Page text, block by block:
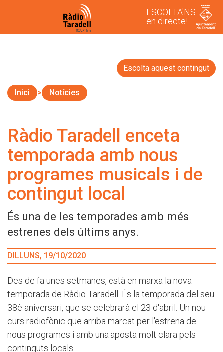
ESCOLTA'NS
en directe!
Escolta aquest contingut
Inici Notícies
Ràdio Taradell enceta
temporada amb nous
programes musicals i de
contingut local
És una de les temporades amb més
estrenes dels últims anys.
DILLUNS, 19/10/2020
Des de fa unes setmanes, està en marxa la nova
temporada de Ràdio Taradell. És la temporada del seu
38è aniversari, que se celebrarà el 23 d'abril. Un nou
curs radiofònic que arriba marcat per l'estrena de
nous programes i amb una aposta molt clara pels
continguts locals.